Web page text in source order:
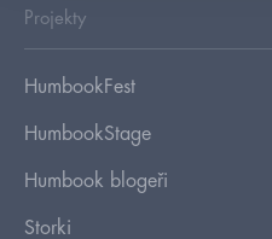
Projekty
HumbookFest
HumbookStage
Humbook blogeři
Storki